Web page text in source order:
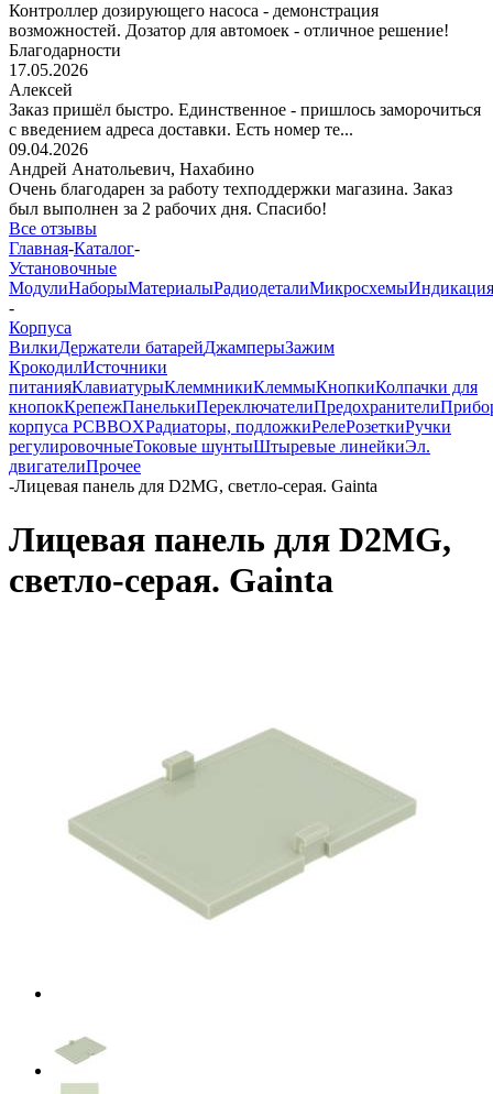
Контроллер дозирующего насоса - демонстрация
возможностей. Дозатор для автомоек - отличное решение!
Благодарности
17.05.2026
Алексей
Заказ пришёл быстро. Единственное - пришлось заморочиться
с введением адреса доставки. Есть номер те...
09.04.2026
Андрей Анатольевич, Нахабино
Очень благодарен за работу техподдержки магазина. Заказ
был выполнен за 2 рабочих дня. Спасибо!
Все отзывы
Главная-Каталог-
Установочные
МодулиНаборыМатериалыРадиодеталиМикросхемыИндикация
-
Корпуса
ВилкиДержатели батарейДжамперыЗажим
КрокодилИсточники
питанияКлавиатурыКлеммникиКлеммыКнопкиКолпачки для
кнопокКрепежПанелькиПереключателиПредохранители
корпуса PCBBOXРадиаторы, подложкиРелеРозеткиРучки
регулировочныеТоковые шунтыШтыревые линейкиЭл.
двигателиПрочее
-Лицевая панель для D2MG, светло-серая. Gainta
Лицевая панель для D2MG,
светло-серая. Gainta